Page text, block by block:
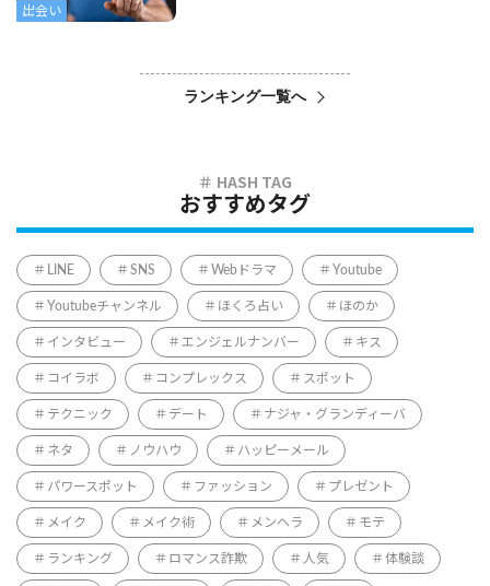
出会い
ランキング一覧へ
おすすめタグ
LINE SNS Webドラマ Youtube
Youtubeチャンネル ほくろ占い ほのか
インタビュー エンジェルナンバー キス
コイラボ コンプレックス スポット
テクニック デート ナジャ・グランディーバ
ネタ ノウハウ ハッピーメール
パワースポット ファッション プレゼント
メイク メイク術 メンヘラ モテ
ランキング ロマンス詐欺 人気 体験談